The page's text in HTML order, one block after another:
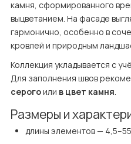
камня, сформированного
выцветанием. На фасаде
гармонично, особенно в
кровлей и природным
Коллекция укладывается с
Для заполнения швов
серого или в цвет камня.
Размеры и
длины элементов —